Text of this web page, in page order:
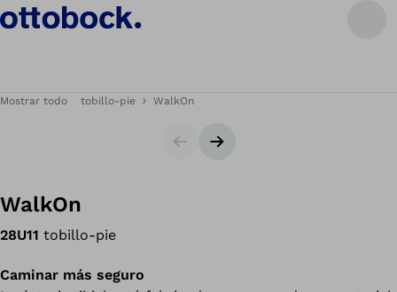
Mostrar todo tobillo-pie WalkOn
DiapositivaSiguiente diapositiva
WalkOn
28U11 tobillo-pie
Caminar más seguro